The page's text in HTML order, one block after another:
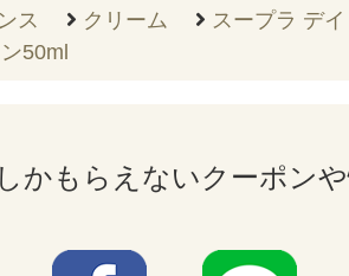
ス クリーム
スープラ デ
50ml
かもらえないクーポン